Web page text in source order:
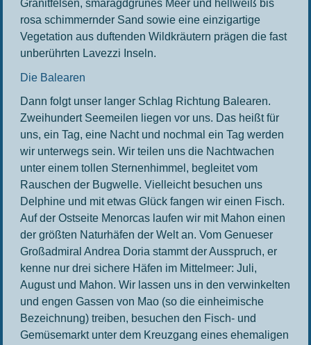
Granitfelsen, smaragdgrünes Meer und hellweiß bis
rosa schimmernder Sand sowie eine einzigartige
Vegetation aus duftenden Wildkräutern prägen die fast
unberührten Lavezzi Inseln.
Die Balearen
Dann folgt unser langer Schlag Richtung Balearen.
Zweihundert Seemeilen liegen vor uns. Das heißt für
uns, ein Tag, eine Nacht und nochmal ein Tag werden
wir unterwegs sein. Wir teilen uns die Nachtwachen
unter einem tollen Sternenhimmel, begleitet vom
Rauschen der Bugwelle. Vielleicht besuchen uns
Delphine und mit etwas Glück fangen wir einen Fisch.
Auf der Ostseite Menorcas laufen wir mit Mahon einen
der größten Naturhäfen der Welt an. Vom Genueser
Großadmiral Andrea Doria stammt der Ausspruch, er
kenne nur drei sichere Häfen im Mittelmeer: Juli,
August und Mahon. Wir lassen uns in den verwinkelten
und engen Gassen von Mao (so die einheimische
Bezeichnung) treiben, besuchen den Fisch- und
Gemüsemarkt unter dem Kreuzgang eines ehemaligen